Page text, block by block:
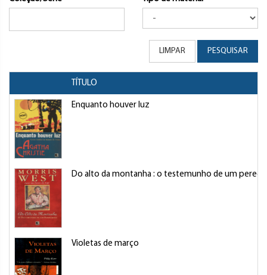
LIMPAR PESQUISAR
TÍTULO
Enquanto houver luz
Do alto da montanha : o testemunho de um
Violetas de março